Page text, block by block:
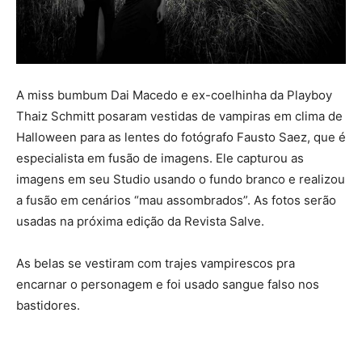
A miss bumbum Dai Macedo e ex-coelhinha da Playboy
Thaiz Schmitt posaram vestidas de vampiras em clima de
Halloween para as lentes do fotógrafo Fausto Saez, que é
especialista em fusão de imagens. Ele capturou as
imagens em seu Studio usando o fundo branco e realizou
a fusão em cenários “mau assombrados”. As fotos serão
usadas na próxima edição da Revista Salve.
As belas se vestiram com trajes vampirescos pra
encarnar o personagem e foi usado sangue falso nos
bastidores.